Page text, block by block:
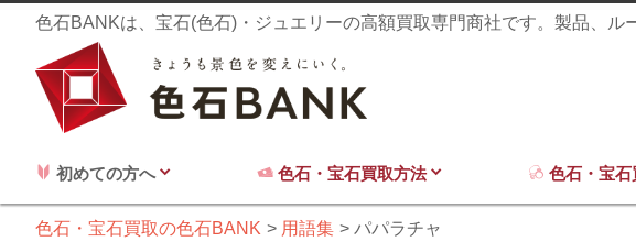
色石BANKは、宝石(色石)・ジュエリーの高額買取専門商社です。製品、ル
初めての方へ 色石・宝石買取方法 色石・宝
色石・宝石買取の色石BANK 用語集 パパラチャ